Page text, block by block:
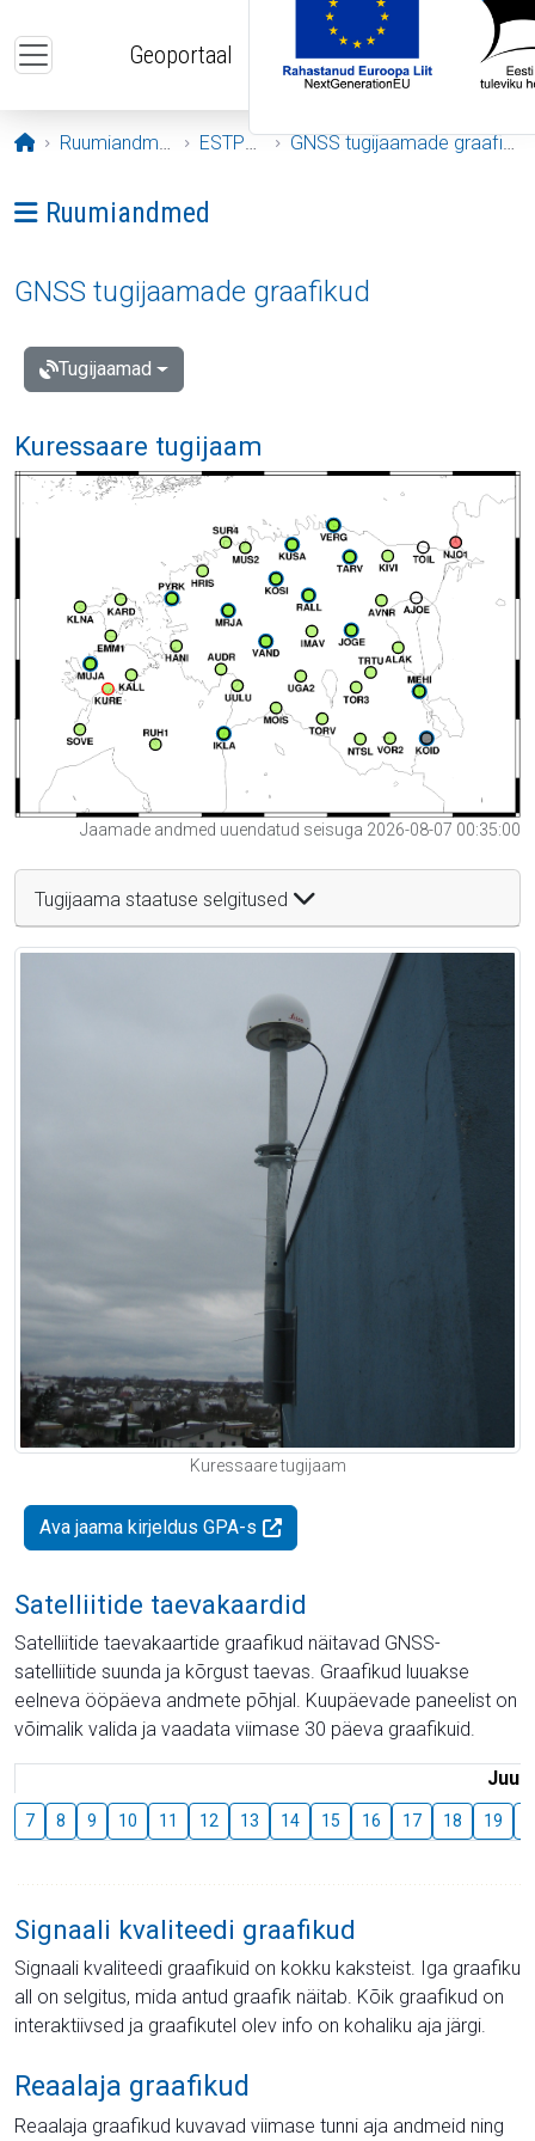
Geoportaal
Avaleht
Ruumiandmed ESTPOS GNSS tugijaamade graafikud
Ava menüü: Ruumiandmed
Ruumiandmed
GNSS tugijaamade graafikud
Tugijaamad
Kuressaare tugijaam
Jaamade andmed uuendatud seisuga 2026-08-07 00:35:00
Tugijaama staatuse selgitused
Kuressaare tugijaam
Ava jaama kirjeldus GPA-s
Satelliitide taevakaardid
Satelliitide taevakaartide graafikud näitavad GNSS-
satelliitide suunda ja kõrgust taevas. Graafikud luuakse
eelneva ööpäeva andmete põhjal. Kuupäevade paneelist on
võimalik valida ja vaadata viimase 30 päeva graafikuid.
Juuli
7 8 9 10 11 12 13 14 15 16 17 18 19
Signaali kvaliteedi graafikud
Signaali kvaliteedi graafikuid on kokku kaksteist. Iga graafiku
all on selgitus, mida antud graafik näitab. Kõik graafikud on
interaktiivsed ja graafikutel olev info on kohaliku aja järgi.
Reaalaja graafikud
Reaalaja graafikud kuvavad viimase tunni aja andmeid ning